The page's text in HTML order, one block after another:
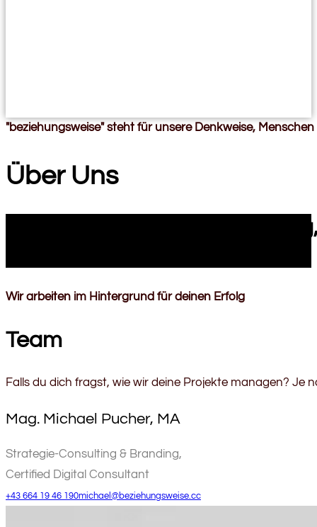
"beziehungsweise" steht für unsere Denkweise,
Über Uns
"beziehungsweise" ist der
Wir arbeiten im Hintergrund für deinen Erfolg
Team
Falls du dich fragst, wie wir deine Projekte managen?
Mag. Michael Pucher, MA
Strategie-Consulting & Branding,
Certified Digital Consultant
+43 664 19 46 190michael@beziehungsweise.cc